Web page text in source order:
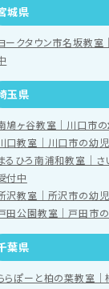
城県
ークタウン市名坂教
玉県
鳩ヶ谷教室｜川口市
口教室｜川口市の幼
るひろ南浦和教室｜
付中
沢教室｜所沢市の幼
田公園教室｜戸田市
葉県
らぽーと柏の葉教室